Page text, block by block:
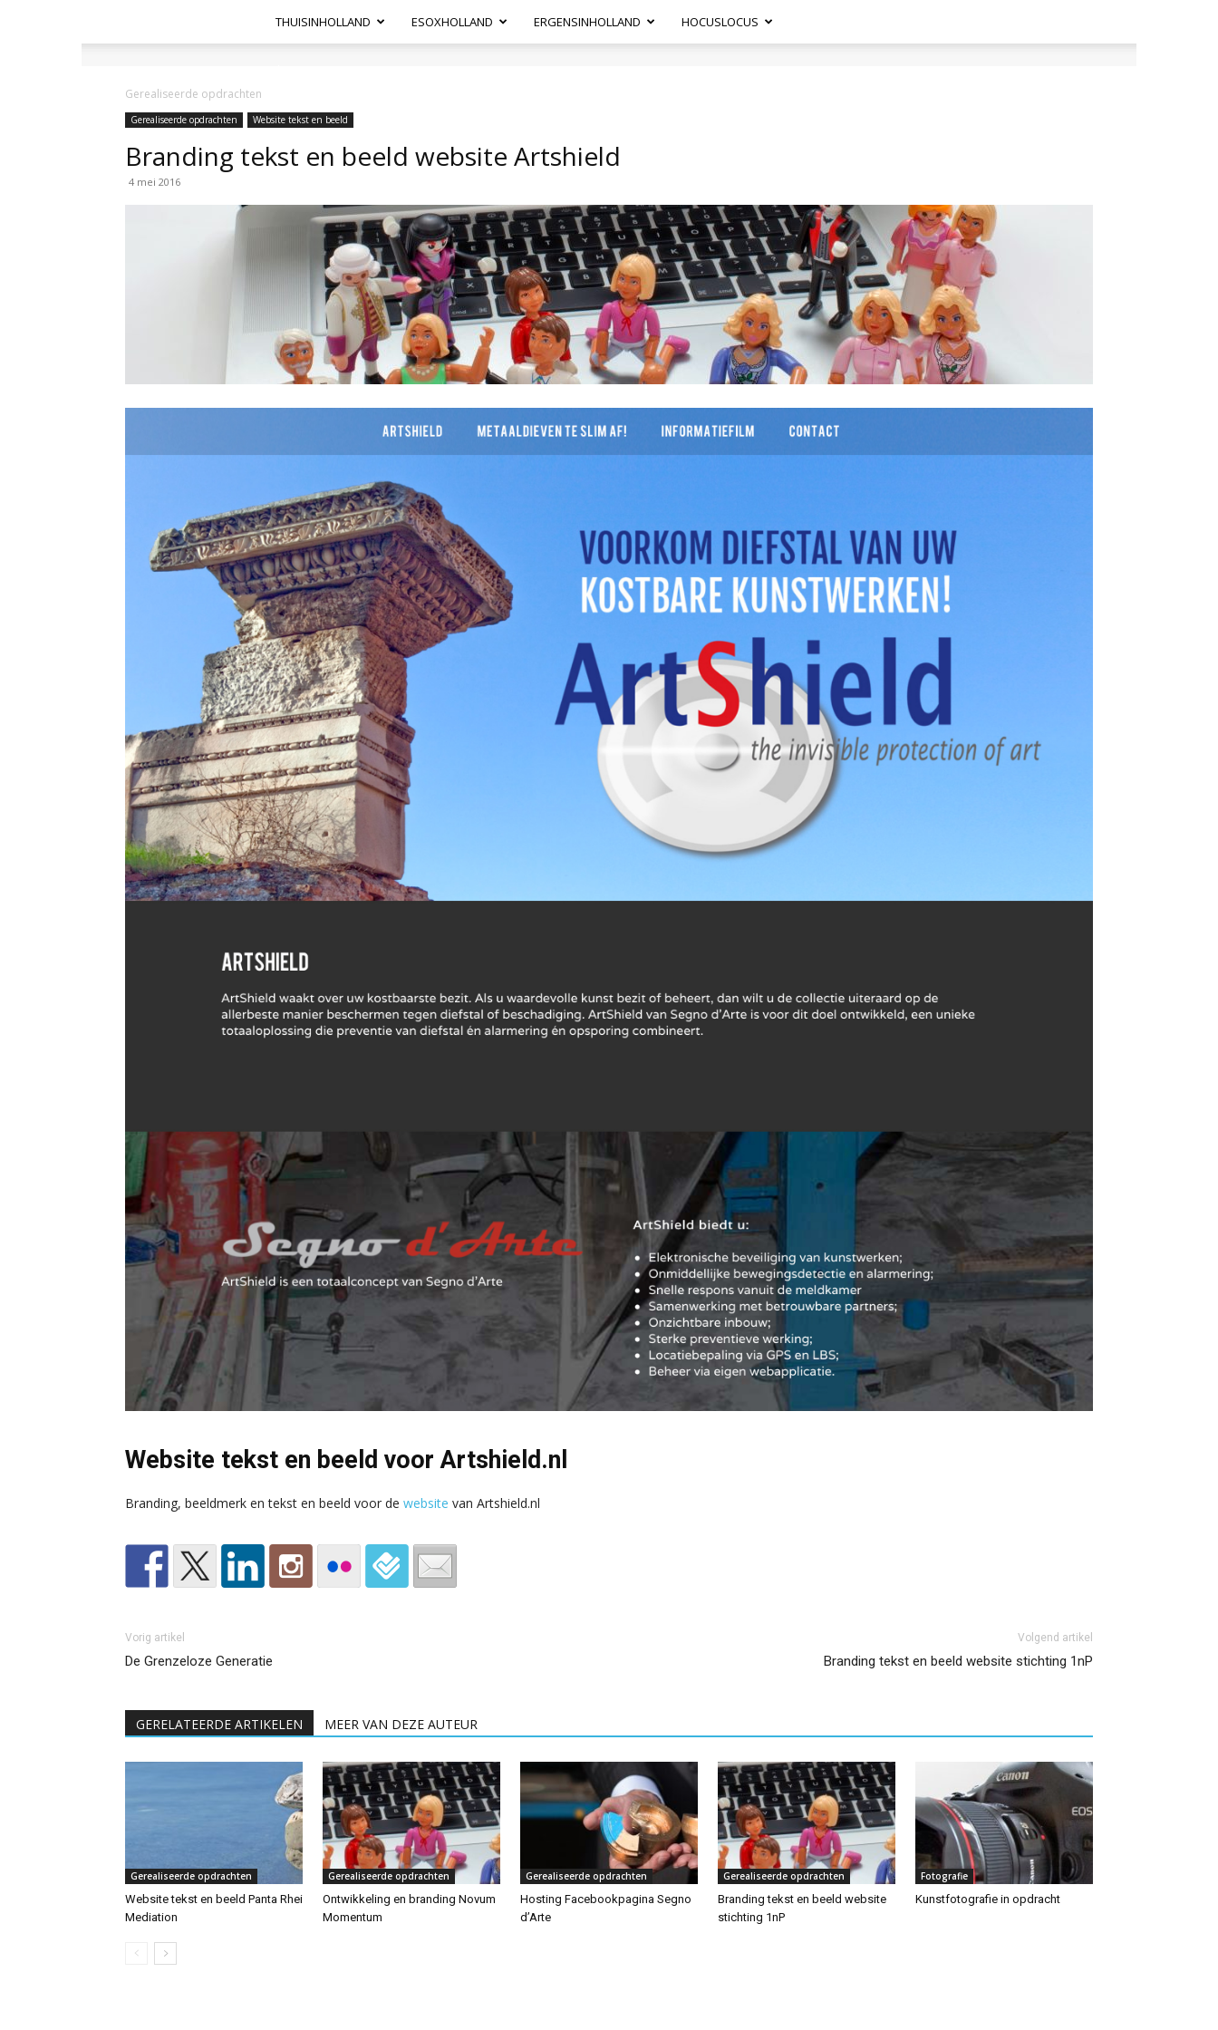
THUISINHOLLAND ESOXHOLLAND ERGENSINHOLLAND HOCUSLOCUS
Holland
Het
Gerealiseerde opdrachten
Gerealiseerde opdrachten Website tekst en beeld
Branding tekst en beeld website Artshield
4 mei 2016
Website tekst en beeld voor Artshield.nl
Branding, beeldmerk en tekst en beeld voor de website van Artshield.nl
Vorig artikel
De Grenzeloze Generatie
Volgend artikel
Branding tekst en beeld website stichting 1nP
GERELATEERDE ARTIKELEN MEER VAN DEZE AUTEUR
Gerealiseerde opdrachten
Website tekst en beeld Panta Rhei
Mediation
Gerealiseerde opdrachten
Ontwikkeling en branding Novum
Momentum
Gerealiseerde opdrachten
Hosting Facebookpagina Segno
d’Arte
Gerealiseerde opdrachten
Branding tekst en beeld website
stichting 1nP
Fotografie
Kunstfotografie in opdracht